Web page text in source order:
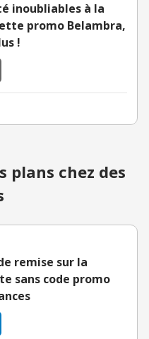
inoubliables à la
promo Belambra,
!
plans chez des
remise sur la
sans code promo